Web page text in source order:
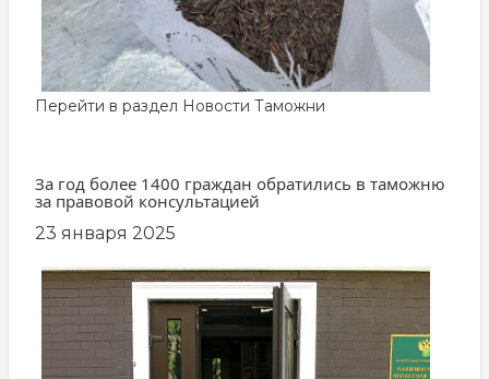
Перейти в раздел Новости Таможни
За год более 1400 граждан обратились в таможню
за правовой консультацией
23 января 2025
заглавная
картинка